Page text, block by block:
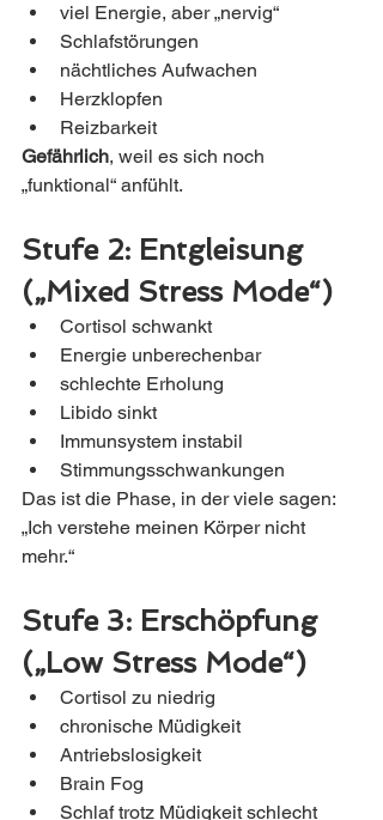
viel Energie, aber „nervig“
Schlafstörungen
nächtliches Aufwachen
Herzklopfen
Reizbarkeit
Gefährlich, weil es sich noch
„funktional“ anfühlt.
Stufe 2: Entgleisung
(„Mixed Stress Mode“)
Cortisol schwankt
Energie unberechenbar
schlechte Erholung
Libido sinkt
Immunsystem instabil
Stimmungsschwankungen
Das ist die Phase, in der viele sagen:
„Ich verstehe meinen Körper nicht
mehr.“
Stufe 3: Erschöpfung
(„Low Stress Mode“)
Cortisol zu niedrig
chronische Müdigkeit
Antriebslosigkeit
Brain Fog
Schlaf trotz Müdigkeit schlecht